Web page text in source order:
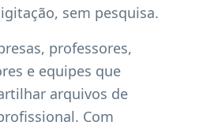
sem pesquisa.
professores,
e equipes que
arquivos de
Com